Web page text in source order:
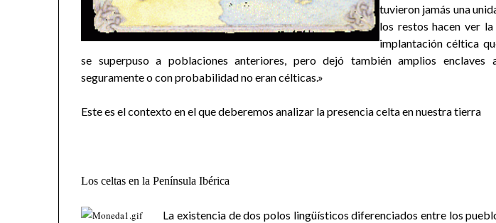
tuvieron jamás una
los restos hacen ver
implantación céltica
se superpuso a poblaciones anteriores, pero dejó también amplios enclaves
seguramente o con probabilidad no eran célticas.»
Este es el contexto en el que deberemos analizar la presencia celta en nuestra tierra
Los celtas en la Península Ibérica
La existencia de dos polos lingüísticos diferenciados entre los